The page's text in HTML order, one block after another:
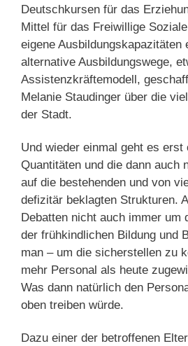
Deutschkursen für das
Mittel für das Freiwillige
eigene Ausbildungskapazitäten
alternative Ausbildungswege,
Assistenzkräftemodell,
Melanie Staudinger über die
der Stadt.
Und wieder einmal geht es erst
Quantitäten und die dann auch
auf die bestehenden und von
defizitär beklagten Strukturen.
Debatten nicht auch immer um
der frühkindlichen Bildung und
man – um die sicherstellen zu
mehr Personal als heute
Was dann natürlich den
oben treiben würde.
Dazu einer der betroffenen